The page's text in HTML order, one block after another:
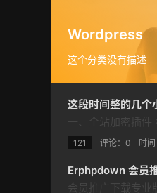
Wordpress
这个分类没有描述
这段时间整的几个
121 评论：0 时间
Erphpdown 会员